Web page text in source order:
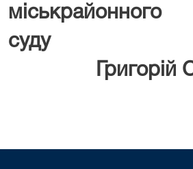
міськрайонного
Григорій